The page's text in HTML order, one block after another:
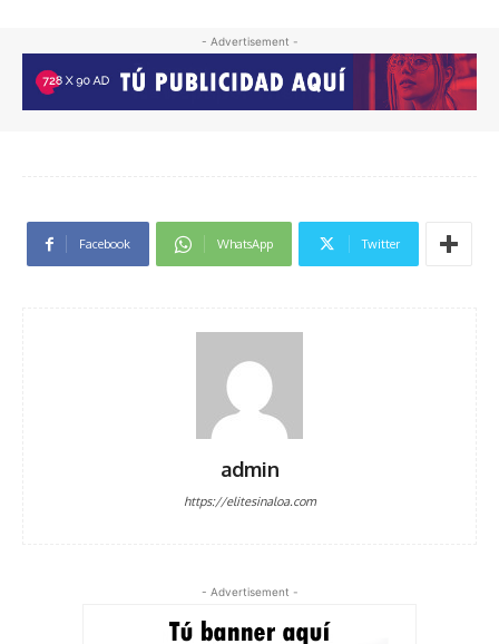
- Advertisement -
Facebook WhatsApp Twitter
admin
https://elitesinaloa.com
- Advertisement -